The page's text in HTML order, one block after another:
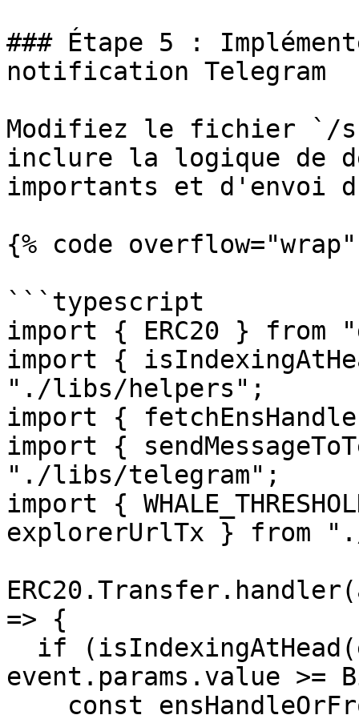
### Étape 5 :
notification Telegram
Modifiez le fichier `/
inclure la logique de
importants et d'envoi
{% code
```typescript
import { ERC20 } from
import {
"./libs/helpers";
import {
import {
"./libs/telegram";
import {
explorerUrlTx } from
=> {
event.params.value >=